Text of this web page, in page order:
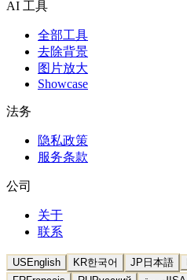
AI 工具
全部工具
去除背景
图片放大
Showcase
法务
隐私政策
服务条款
公司
关于
联系
US English KR한국어 JP 日本語